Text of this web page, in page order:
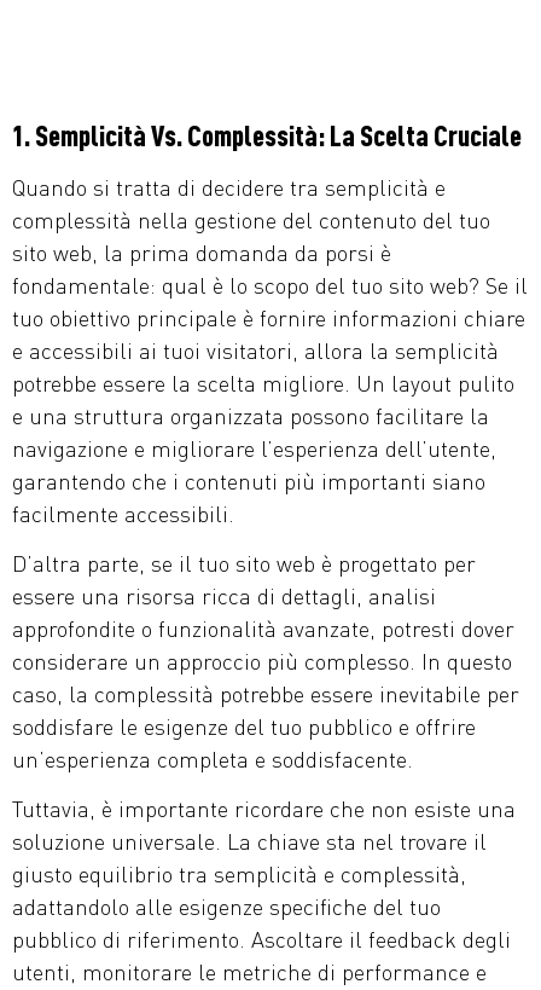
1. Semplicità Vs. Complessità: La Scelta Cruciale
Quando si tratta di decidere tra semplicità e
complessità nella gestione del contenuto del tuo
sito web, la prima domanda da porsi è
fondamentale: qual è lo scopo del tuo sito web? Se il
tuo obiettivo principale è fornire informazioni chiare
e accessibili ai tuoi visitatori, allora la semplicità
potrebbe essere la scelta migliore. Un layout pulito
e una struttura organizzata possono facilitare la
navigazione e migliorare l’esperienza dell’utente,
garantendo che i contenuti più importanti siano
facilmente accessibili.
D’altra parte, se il tuo sito web è progettato per
essere una risorsa ricca di dettagli, analisi
approfondite o funzionalità avanzate, potresti dover
considerare un approccio più complesso. In questo
caso, la complessità potrebbe essere inevitabile per
soddisfare le esigenze del tuo pubblico e offrire
un’esperienza completa e soddisfacente.
Tuttavia, è importante ricordare che non esiste una
soluzione universale. La chiave sta nel trovare il
giusto equilibrio tra semplicità e complessità,
adattandolo alle esigenze specifiche del tuo
pubblico di riferimento. Ascoltare il feedback degli
utenti, monitorare le metriche di performance e